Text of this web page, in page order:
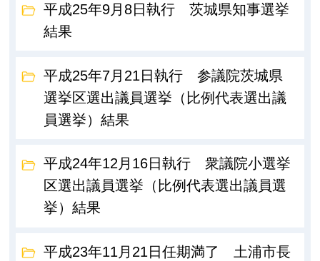
平成25年9月8日執行 茨城県知事選挙
結果
平成25年7月21日執行 参議院茨城県
選挙区選出議員選挙（比例代表選出議
員選挙）結果
平成24年12月16日執行 衆議院小選挙
区選出議員選挙（比例代表選出議員選
挙）結果
平成23年11月21日任期満了 土浦市長